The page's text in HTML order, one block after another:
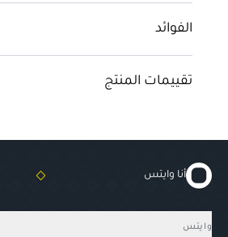
الفوائد
تقييمات المنتج
أنا وايتس
وايتس